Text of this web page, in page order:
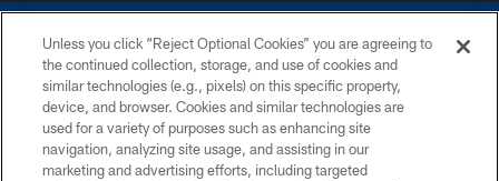
COPYRIGHT © 2026 COLTS, INC.
PRIVACY POLICY
Unless you click “Reject Optional Cookies” you are agreeing to
the continued collection, storage, and use of cookies and
similar technologies (e.g., pixels) on this specific property,
device, and browser. Cookies and similar technologies are
used for a variety of purposes such as enhancing site
navigation, analyzing site usage, and assisting in our
marketing and advertising efforts, including targeted